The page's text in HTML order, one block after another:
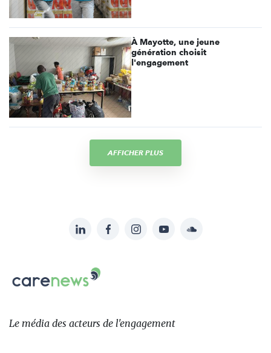
À Mayotte, une jeune
génération choisit
l'engagement
AFFICHER PLUS
sur:
LinkedInFacebookInstagramYouTubeSoundcloud
Le
des
Le média des acteurs de l'engagement